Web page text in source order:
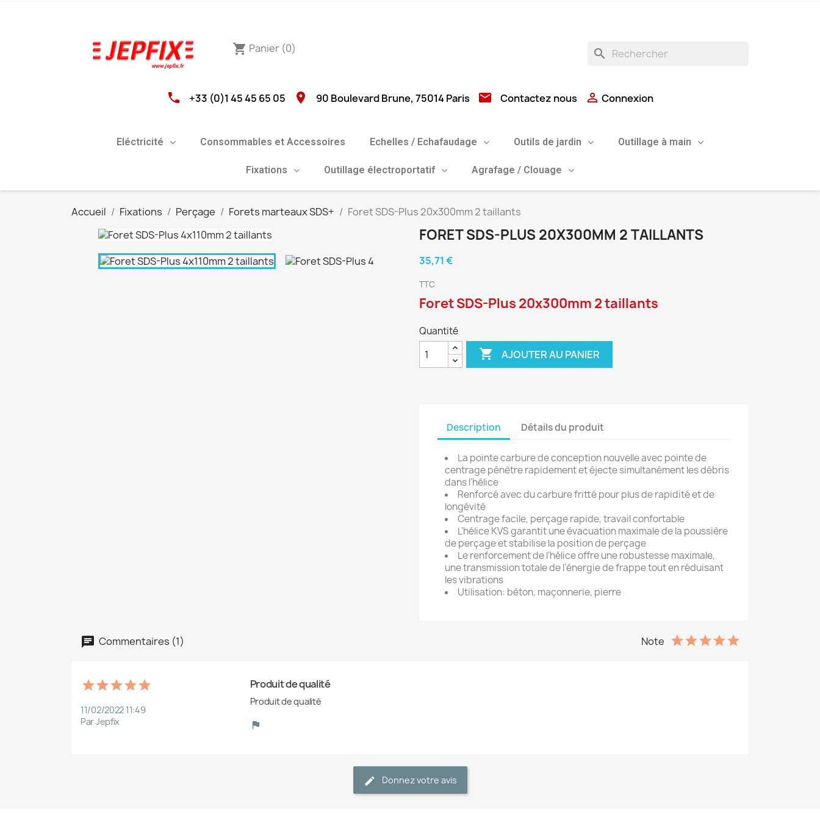
search
shopping_cart Panier (0)
phone +33 (0)1 45 45 65 05 location_on 90 Boulevard Brune, 75014 Paris email Contactez nous  Connexion
Eléctricité Consommables et Accessoires Echelles / Echafaudage Outils de jardin Outillage à main
Fixations Outillage électroportatif Agrafage / Clouage
Accueil Fixations Perçage Forets marteaux SDS+ Foret SDS-Plus 20x300mm 2 taillants
FORET SDS-PLUS 20X300MM 2 TAILLANTS
35,71 €
TTC
Foret SDS-Plus 20x300mm 2 taillants
Quantité
 AJOUTER AU PANIER
Description Détails du produit
La pointe carbure de conception nouvelle avec pointe de
centrage pénètre rapidement et éjecte simultanément les débris
dans l’hélice
Renforcé avec du carbure fritté pour plus de rapidité et de
longévité
Centrage facile, perçage rapide, travail confortable
L’hélice KVS garantit une évacuation maximale de la poussière
de perçage et stabilise la position de perçage
Le renforcement de l’hélice offre une robustesse maximale,
une transmission totale de l’énergie de frappe tout en réduisant
les vibrations
Utilisation: béton, maçonnerie, pierre
Commentaires (1) Note
11/02/2022 11:49
Par Jepfix
Produit de qualité
Produit de qualité
Donnez votre avis